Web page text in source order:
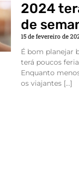
2024
de
15 de fevereiro de
É bom planejar
terá poucos
Enquanto
os viajantes […]